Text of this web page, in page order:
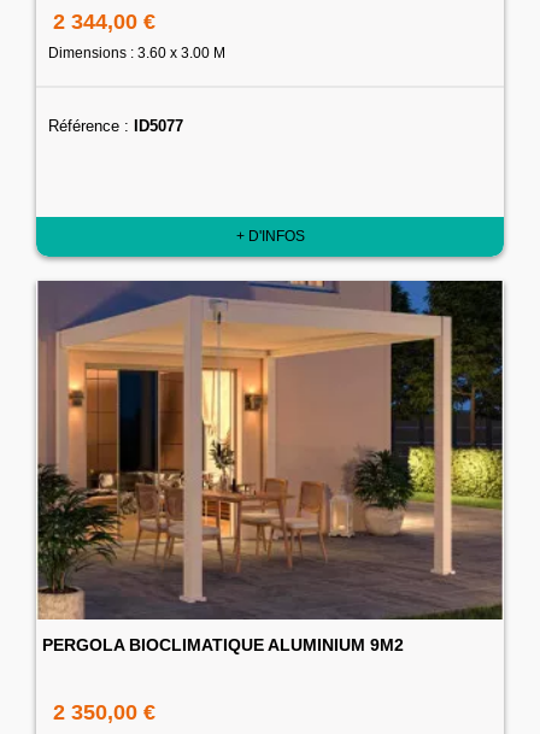
2 344,00 €
Dimensions : 3.60 x 3.00 M
Référence : ID5077
+ D'INFOS
PERGOLA BIOCLIMATIQUE ALUMINIUM 9M2
2 350,00 €